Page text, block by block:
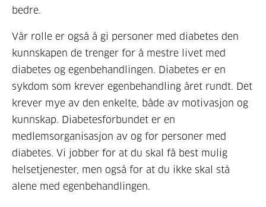
bedre.
Vår rolle er også å gi personer med diabetes den
kunnskapen de trenger for å mestre livet med
diabetes og egenbehandlingen. Diabetes er en
sykdom som krever egenbehandling året rundt. Det
krever mye av den enkelte, både av motivasjon og
kunnskap. Diabetesforbundet er en
medlemsorganisasjon av og for personer med
diabetes. Vi jobber for at du skal få best mulig
helsetjenester, men også for at du ikke skal stå
alene med egenbehandlingen.